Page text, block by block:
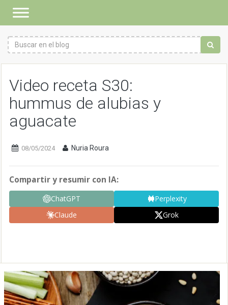
Video receta S30:
hummus de alubias y
aguacate
08/05/2024 Nuria Roura
Compartir y resumir con IA:
ChatGPT
Perplexity
Claude
Grok